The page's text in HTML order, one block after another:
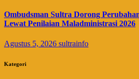
Ombudsman Sultra Dorong
Lewat Penilaian Maladministrasi 2026
Agustus 5, 2026 sultrainfo
Kategori